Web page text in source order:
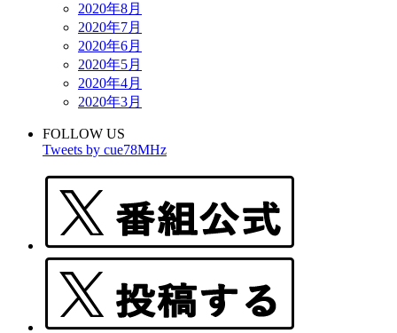
2020年8月
2020年7月
2020年6月
2020年5月
2020年4月
2020年3月
FOLLOW US
Tweets by cue78MHz